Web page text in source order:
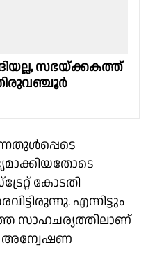
സഭയ്ക്കകത്ത്
കോടതി
എന്നിട്ടും
സാഹചര്യത്തിലാണ്
അന്വേഷണ